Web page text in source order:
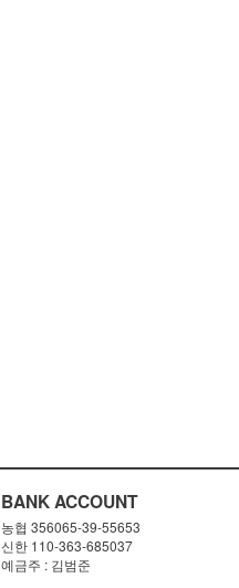
BANK ACCOUNT
농협 356065-39-55653
신한 110-363-685037
예금주 : 김범준